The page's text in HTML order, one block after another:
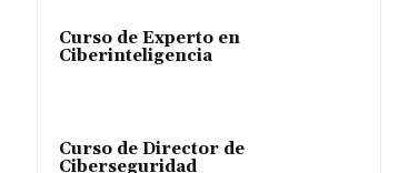
Curso de Experto en
Ciberinteligencia
Curso de Director de
Ciberseguridad